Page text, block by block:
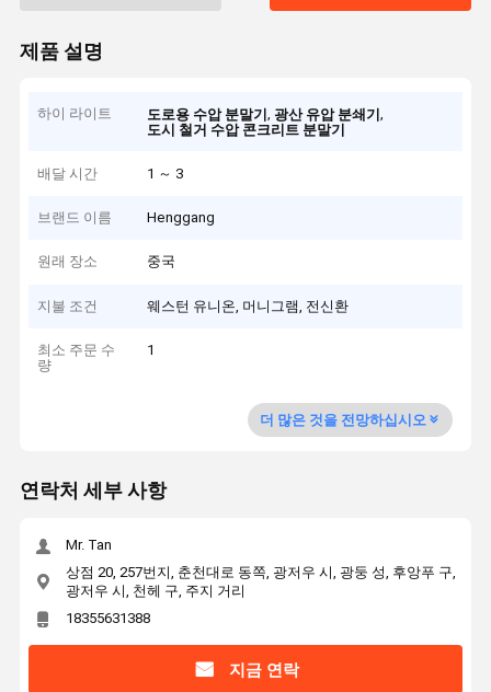
제품 설명
하이 라이트 도로용 수압 분말기, 광산 유압 분쇄기,
도시 철거 수압 콘크리트 분말기
배달 시간 1 ～ 3
브랜드 이름 Henggang
원래 장소 중국
지불 조건 웨스턴 유니온, 머니그램, 전신환
최소 주문 수
량
1
더 많은 것을 전망하십시오
연락처 세부 사항
Mr. Tan
상점 20, 257번지, 춘천대로 동쪽, 광저우 시, 광둥 성, 후앙푸 구,
광저우 시, 천헤 구, 주지 거리
18355631388
지금 연락